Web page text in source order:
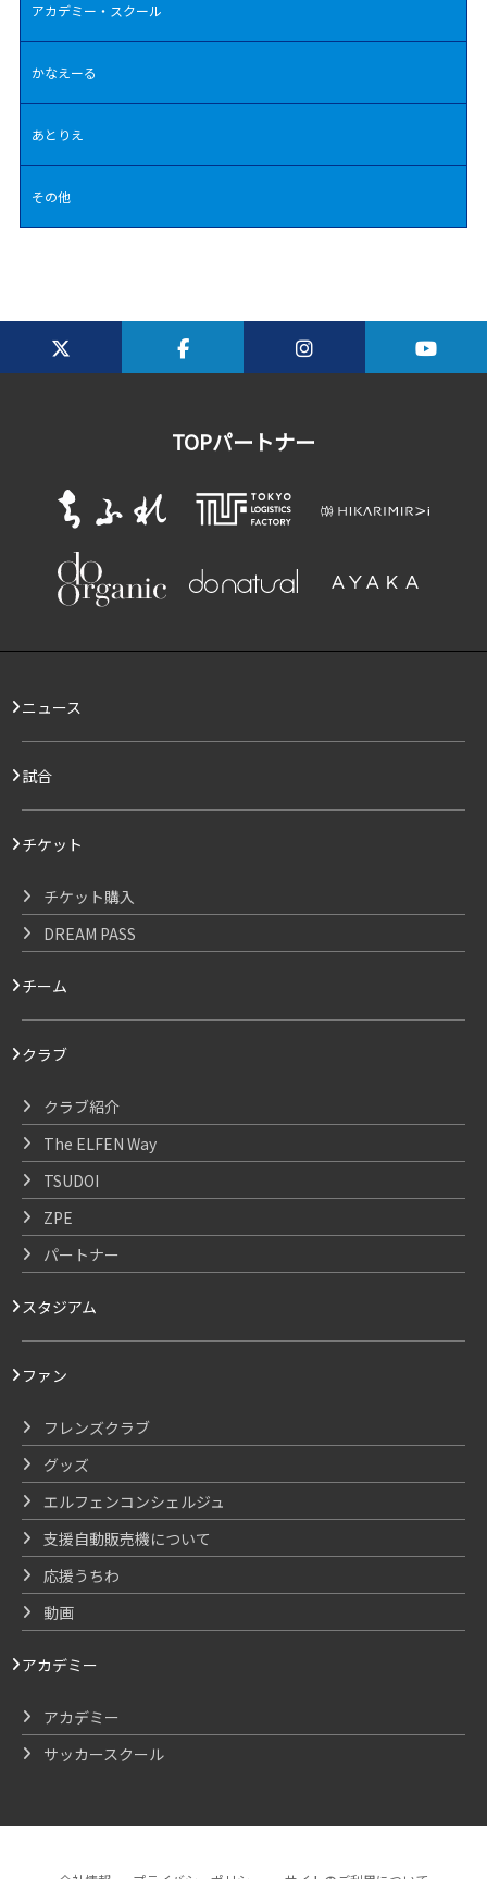
アカデミー・スクール
かなえーる
あとりえ
その他
TOPパートナー
ニュース
試合
チケット
チケット購入
DREAM PASS
チーム
クラブ
クラブ紹介
The ELFEN Way
TSUDOI
ZPE
パートナー
スタジアム
ファン
フレンズクラブ
グッズ
エルフェンコンシェルジュ
支援自動販売機について
応援うちわ
動画
アカデミー
アカデミー
サッカースクール